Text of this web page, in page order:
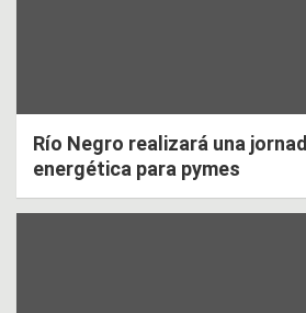
Río Negro realizará una
energética para pymes